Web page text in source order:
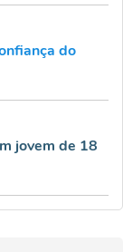
do
jovem de 18